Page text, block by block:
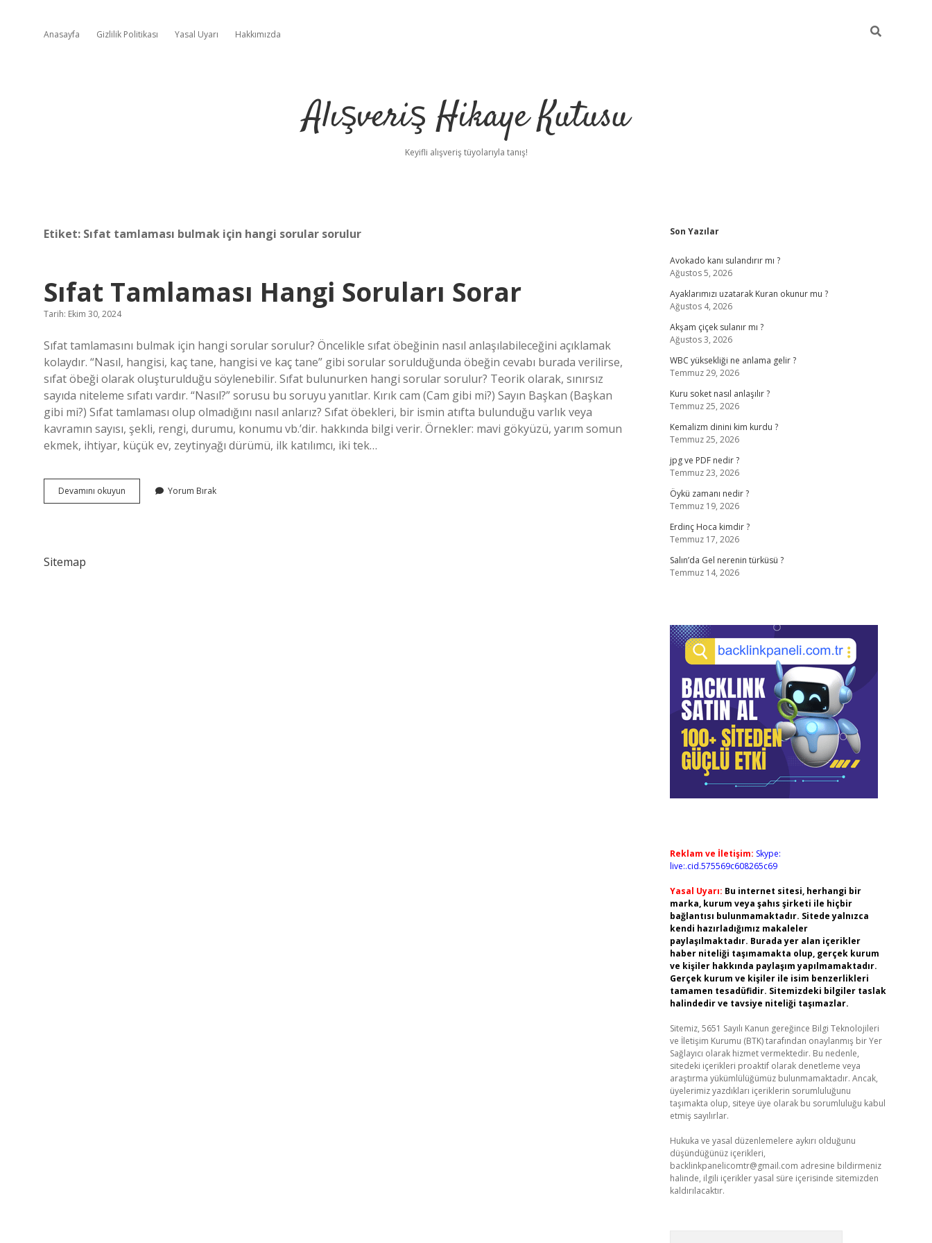
Anasayfa Gizlilik Politikası Yasal Uyarı Hakkımızda
Alışveriş Hikaye Kutusu
Keyifli alışveriş tüyolarıyla tanış!
Etiket: Sıfat tamlaması bulmak için hangi sorular sorulur
Sıfat Tamlaması Hangi Soruları Sorar
Tarih: Ekim 30, 2024
Sıfat tamlamasını bulmak için hangi sorular sorulur? Öncelikle sıfat öbeğinin nasıl anlaşılabileceğini açıklamak
kolaydır. “Nasıl, hangisi, kaç tane, hangisi ve kaç tane” gibi sorular sorulduğunda öbeğin cevabı burada verilirse,
sıfat öbeği olarak oluşturulduğu söylenebilir. Sıfat bulunurken hangi sorular sorulur? Teorik olarak, sınırsız
sayıda niteleme sıfatı vardır. “Nasıl?” sorusu bu soruyu yanıtlar. Kırık cam (Cam gibi mi?) Sayın Başkan (Başkan
gibi mi?) Sıfat tamlaması olup olmadığını nasıl anlarız? Sıfat öbekleri, bir ismin atıfta bulunduğu varlık veya
kavramın sayısı, şekli, rengi, durumu, konumu vb.’dir. hakkında bilgi verir. Örnekler: mavi gökyüzü, yarım somun
ekmek, ihtiyar, küçük ev, zeytinyağı dürümü, ilk katılımcı, iki tek…
Devamını okuyun
Tamlaması
Yorum Bırak
Sitemap
Sidebar
Son Yazılar
Avokado kanı sulandırır mı ?
Ağustos 5, 2026
Ayaklarımızı uzatarak Kuran okunur mu ?
Ağustos 4, 2026
Akşam çiçek sulanır mı ?
Ağustos 3, 2026
WBC yüksekliği ne anlama gelir ?
Temmuz 29, 2026
Kuru soket nasıl anlaşılır ?
Temmuz 25, 2026
Kemalizm dinini kim kurdu ?
Temmuz 25, 2026
jpg ve PDF nedir ?
Temmuz 23, 2026
Öykü zamanı nedir ?
Temmuz 19, 2026
Erdinç Hoca kimdir ?
Temmuz 17, 2026
Salın’da Gel nerenin türküsü ?
Temmuz 14, 2026
Reklam ve İletişim: Skype:
live:.cid.575569c608265c69
Yasal Uyarı: Bu internet sitesi, herhangi bir
marka, kurum veya şahıs şirketi ile hiçbir
bağlantısı bulunmamaktadır. Sitede yalnızca
kendi hazırladığımız makaleler
paylaşılmaktadır. Burada yer alan içerikler
haber niteliği taşımamakta olup, gerçek kurum
ve kişiler hakkında paylaşım yapılmamaktadır.
Gerçek kurum ve kişiler ile isim benzerlikleri
tamamen tesadüfidir. Sitemizdeki bilgiler taslak
halindedir ve tavsiye niteliği taşımazlar.
Sitemiz, 5651 Sayılı Kanun gereğince Bilgi Teknolojileri
ve İletişim Kurumu (BTK) tarafından onaylanmış bir Yer
Sağlayıcı olarak hizmet vermektedir. Bu nedenle,
sitedeki içerikleri proaktif olarak denetleme veya
araştırma yükümlülüğümüz bulunmamaktadır. Ancak,
üyelerimiz yazdıkları içeriklerin sorumluluğunu
taşımakta olup, siteye üye olarak bu sorumluluğu kabul
etmiş sayılırlar.
Hukuka ve yasal düzenlemelere aykırı olduğunu
düşündüğünüz içerikleri,
backlinkpanelicomtr@gmail.com adresine bildirmeniz
halinde, ilgili içerikler yasal süre içerisinde sitemizden
kaldırılacaktır.